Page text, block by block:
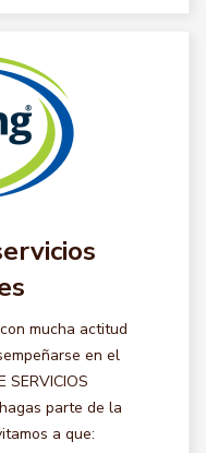
mucha actitud
en el
SERVICIOS
parte de la
a que: